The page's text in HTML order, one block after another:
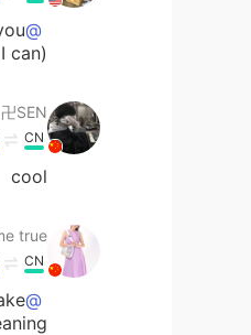
@Dreams come true
can)
卍SEN
CN
cool
true
CN
@Mike 麦克儿